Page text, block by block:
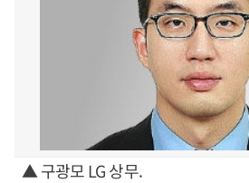
▲ 구광모 LG 상무.